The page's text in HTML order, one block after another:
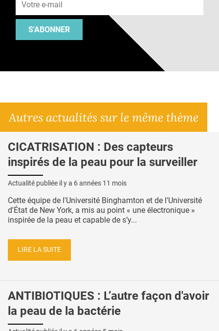
S'ABONNER
Autres actualités sur le même thème
CICATRISATION : Des capteurs
inspirés de la peau pour la surveiller
Actualité publiée il y a 6 années 11 mois
Cette équipe de l'Université Binghamton et de l'Université
d'État de New York, a mis au point « une électronique »
inspirée de la peau et capable de s’y...
LIRE LA SUITE
ANTIBIOTIQUES : L’autre façon d'avoir
la peau de la bactérie